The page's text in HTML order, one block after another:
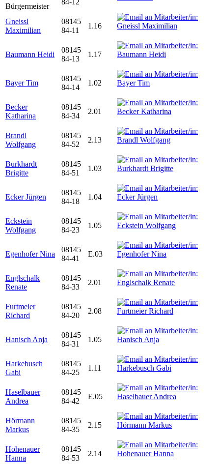
Bürgermeister
84-12
Gneissl
Maximilian
08145
84-11
1.16
Baumann Heidi
08145
84-13
1.17
Bayer Tim
08145
84-14
1.02
Becker
Katharina
08145
84-34
2.01
Brandl
Wolfgang
08145
84-52
2.13
Burkhardt
Brigitte
08145
84-51
1.03
Ecker Jürgen
08145
84-18
1.04
Eckstein
Wolfgang
08145
84-23
1.05
Egenhofer Nina
08145
84-41
E.03
Englschalk
Renate
08145
84-33
2.01
Furtmeier
Richard
08145
84-20
2.08
Hanisch Anja
08145
84-31
1.05
Harkebusch
Gabi
08145
84-25
1.11
Haselbauer
Andrea
08145
84-42
E.05
Hörmann
Markus
08145
84-35
2.15
Hohenauer
Hanna
08145
84-53
2.14